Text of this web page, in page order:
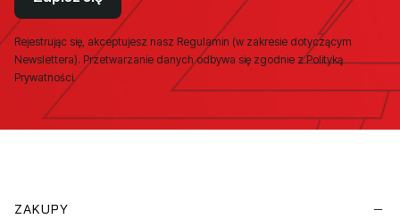
Rejestrując się, akceptujesz nasz Regulamin (w zakresie dotyczącym
Newslettera). Przetwarzanie danych odbywa się zgodnie z Polityką
Prywatności.
ZAKUPY